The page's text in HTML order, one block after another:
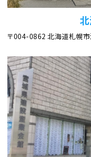
〒004-0862 北海道札幌市